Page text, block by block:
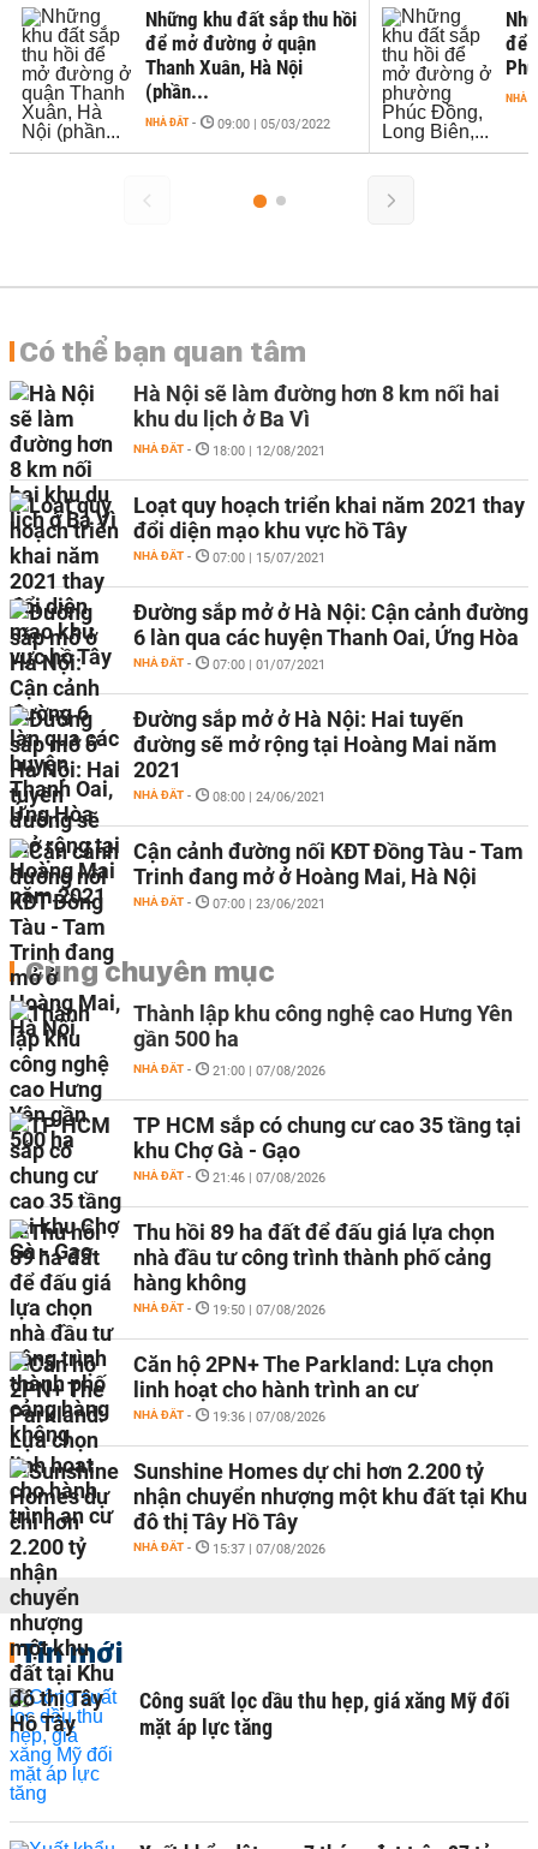
Những khu đất sắp thu hồi
để mở đường ở quận
Thanh Xuân, Hà Nội
(phần...
NHÀ ĐẤT - 09:00 | 05/03/2022
để
NHÀ
Có thể bạn quan tâm
Hà Nội sẽ làm đường hơn 8 km nối hai
khu du lịch ở Ba Vì
NHÀ ĐẤT - 18:00 | 12/08/2021
Loạt quy hoạch triển khai năm 2021 thay
đổi diện mạo khu vực hồ Tây
NHÀ ĐẤT - 07:00 | 15/07/2021
Đường sắp mở ở Hà Nội: Cận cảnh đường
6 làn qua các huyện Thanh Oai, Ứng Hòa
NHÀ ĐẤT - 07:00 | 01/07/2021
Đường sắp mở ở Hà Nội: Hai tuyến
đường sẽ mở rộng tại Hoàng Mai năm
2021
NHÀ ĐẤT - 08:00 | 24/06/2021
Cận cảnh đường nối KĐT Đồng Tàu - Tam
Trinh đang mở ở Hoàng Mai, Hà Nội
NHÀ ĐẤT - 07:00 | 23/06/2021
Cùng chuyên mục
Thành lập khu công nghệ cao Hưng Yên
gần 500 ha
NHÀ ĐẤT - 21:00 | 07/08/2026
TP HCM sắp có chung cư cao 35 tầng tại
khu Chợ Gà - Gạo
NHÀ ĐẤT - 21:46 | 07/08/2026
Thu hồi 89 ha đất để đấu giá lựa chọn
nhà đầu tư công trình thành phố cảng
hàng không
NHÀ ĐẤT - 19:50 | 07/08/2026
Căn hộ 2PN+ The Parkland: Lựa chọn
linh hoạt cho hành trình an cư
NHÀ ĐẤT - 19:36 | 07/08/2026
Sunshine Homes dự chi hơn 2.200 tỷ
nhận chuyển nhượng một khu đất tại Khu
đô thị Tây Hồ Tây
NHÀ ĐẤT - 15:37 | 07/08/2026
Tin mới
Công suất lọc dầu thu hẹp, giá xăng Mỹ đối
mặt áp lực tăng